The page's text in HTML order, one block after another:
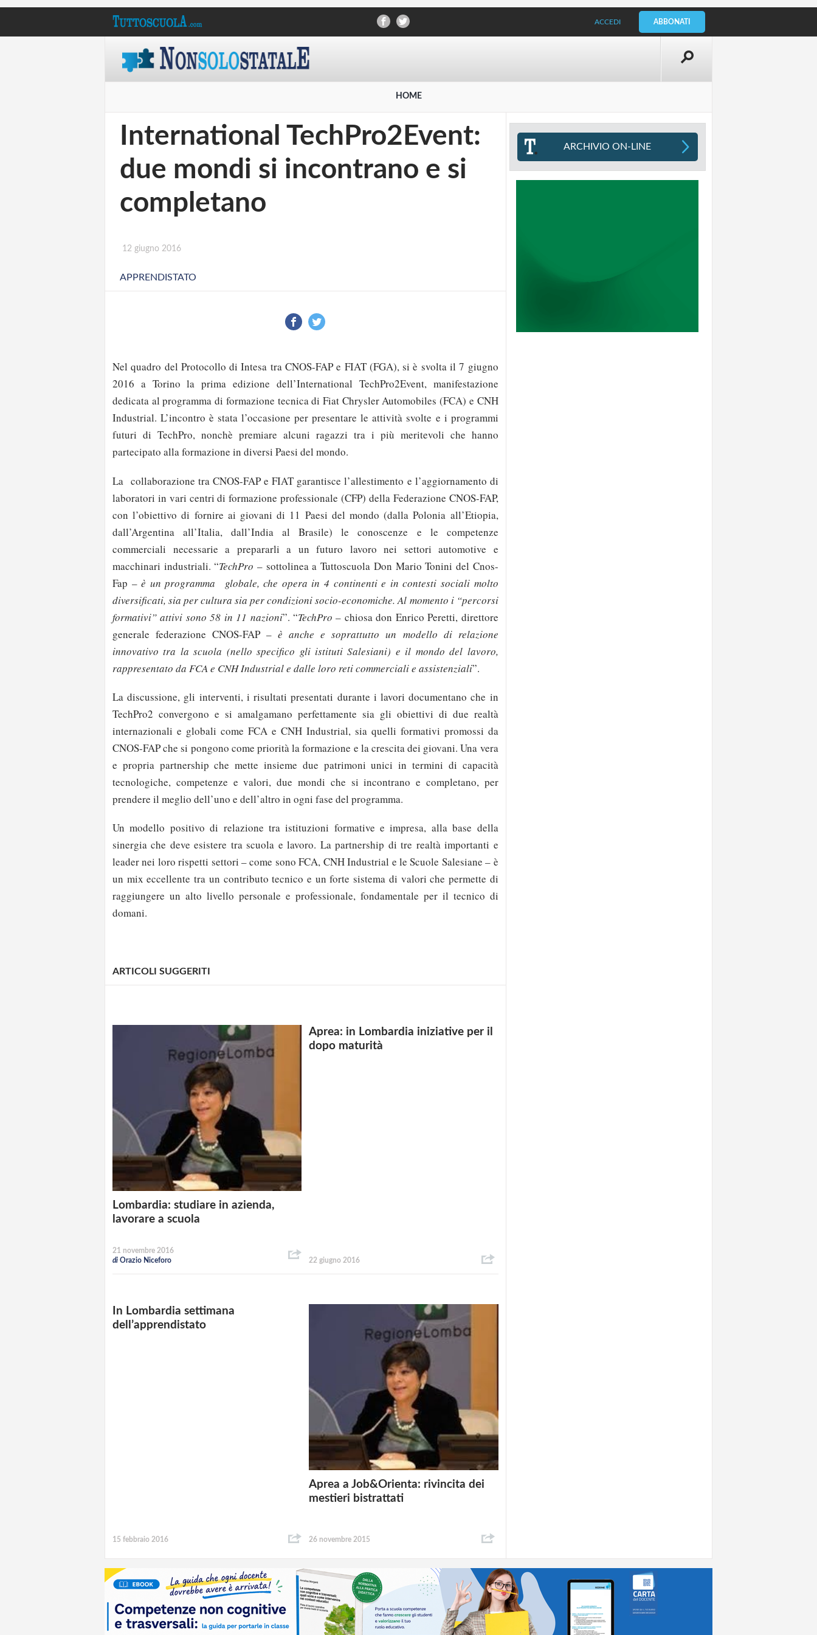
ACCEDI ABBONATI
HOME
International TechPro2Event:
due mondi si incontrano e si
completano
12 giugno 2016
APPRENDISTATO
Nel quadro del Protocollo di Intesa tra CNOS-FAP e FIAT (FGA), si è svolta il 7 giugno
2016 a Torino la prima edizione dell’International TechPro2Event, manifestazione
dedicata al programma di formazione tecnica di Fiat Chrysler Automobiles (FCA) e CNH
Industrial. L’incontro è stata l’occasione per presentare le attività svolte e i programmi
futuri di TechPro, nonchè premiare alcuni ragazzi tra i più meritevoli che hanno
partecipato alla formazione in diversi Paesi del mondo.
La collaborazione tra CNOS-FAP e FIAT garantisce l’allestimento e l’aggiornamento di
laboratori in vari centri di formazione professionale (CFP) della Federazione CNOS-FAP,
con l’obiettivo di fornire ai giovani di 11 Paesi del mondo (dalla Polonia all’Etiopia,
dall’Argentina all’Italia, dall’India al Brasile) le conoscenze e le competenze
commerciali necessarie a prepararli a un futuro lavoro nei settori automotive e
macchinari industriali. “TechPro – sottolinea a Tuttoscuola Don Mario Tonini del Cnos-
Fap –è un programma globale, che opera in 4 continenti e in contesti sociali molto
diversificati, sia per cultura sia per condizioni socio-economiche. Al momento i “percorsi
formativi” attivi sono 58 in 11 nazioni”. “TechPro – chiosa don Enrico Peretti, direttore
generale federazione CNOS-FAP –è anche e soprattutto un modello di relazione
innovativo tra la scuola (nello specifico gli istituti Salesiani) e il mondo del lavoro,
rappresentato da FCA e CNH Industrial e dalle loro reti commerciali e assistenziali”.
La discussione, gli interventi, i risultati presentati durante i lavori documentano che in
TechPro2 convergono e si amalgamano perfettamente sia gli obiettivi di due realtà
internazionali e globali come FCA e CNH Industrial, sia quelli formativi promossi da
CNOS-FAP che si pongono come priorità la formazione e la crescita dei giovani. Una vera
e propria partnership che mette insieme due patrimoni unici in termini di capacità
tecnologiche, competenze e valori, due mondi che si incontrano e completano, per
prendere il meglio dell’uno e dell’altro in ogni fase del programma.
Un modello positivo di relazione tra istituzioni formative e impresa, alla base della
sinergia che deve esistere tra scuola e lavoro. La partnership di tre realtà importanti e
leader nei loro rispetti settori – come sono FCA, CNH Industrial e le Scuole Salesiane – è
un mix eccellente tra un contributo tecnico e un forte sistema di valori che permette di
raggiungere un alto livello personale e professionale, fondamentale per il tecnico di
domani.
ARTICOLI SUGGERITI
Lombardia: studiare in azienda,
lavorare a scuola
21 novembre 2016
di Orazio Niceforo
Aprea: in Lombardia iniziative per il
dopo maturità
22 giugno 2016
In Lombardia settimana
dell’apprendistato
15 febbraio 2016
Aprea a Job&Orienta: rivincita dei
mestieri bistrattati
26 novembre 2015
ARCHIVIO ON-LINE